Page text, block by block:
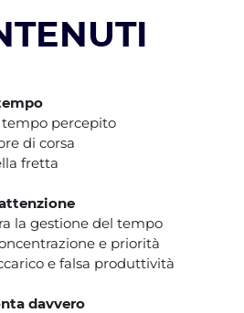
tempo percepito
di corsa
fretta
la gestione del tempo
e priorità
e falsa produttività
davvero